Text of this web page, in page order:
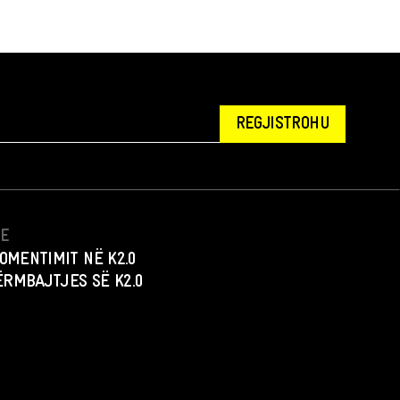
REGJISTROHU
NË K2.0
SË K2.0